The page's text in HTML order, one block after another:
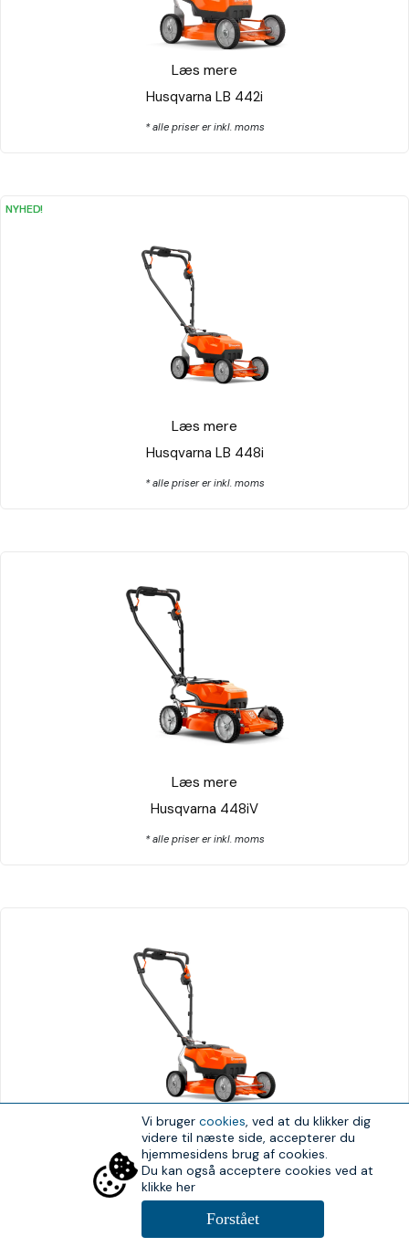
Husqvarna LB 442i
Læs mere
* alle priser er inkl. moms
Husqvarna LB 448i
Læs mere
NYHED!
* alle priser er inkl. moms
Husqvarna 448iV
Læs mere
* alle priser er inkl. moms
Husqvarna LB 548i
Læs mere
* alle priser er inkl. moms
Vi brugercookies, ved at du klikker dig
videre til næste side, accepterer du
hjemmesidens brug af cookies.
Du kan også acceptere cookies ved at
klikke her